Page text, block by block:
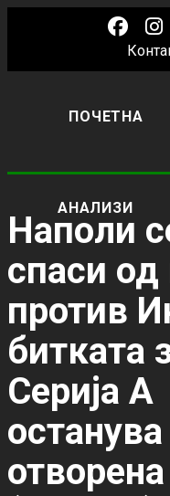
ПОЧЕТНА
АНАЛИЗИ
Наполи
спаси од
против
битката
Серија А
останува
отворена